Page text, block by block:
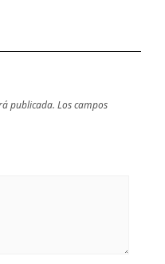
publicada. Los campos